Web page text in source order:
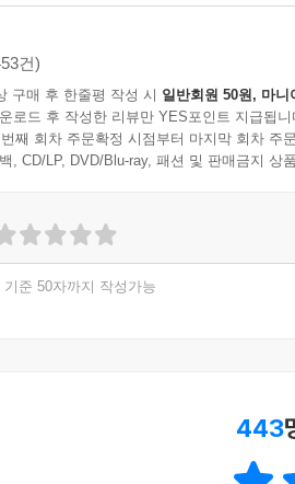
입니다. 문어보다 바다의 신비함, 에
온난화는 육지보다 바다에서 더 빠
리고 독립적으로 움직이는 다리가 서
? (p.117)
다시 야생의 밀림으로 돌아올 것이
함원숭이, 재규어와 나방이 돌아
……. 파괴될 뻔했던 열대우림은 다시
건)
구매 후 한줄평 작성 시 일반회원 50원, 마니
로드 후 작성한 리뷰만 YES포인트 지급됩니
째 회차 주문확정 시점부터 마지막 회차 주
, CD/LP, DVD/Blu-ray, 패션 및 판매금지 상
기준 50자까지 작성가능
443